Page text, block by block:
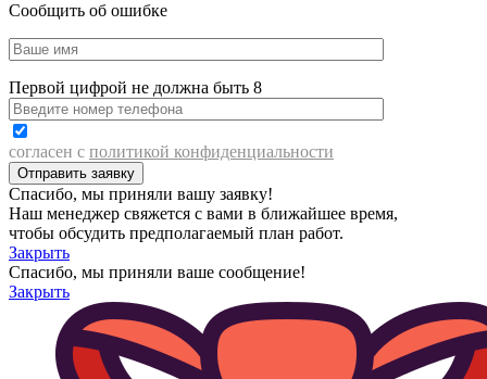
Сообщить об ошибке
Первой цифрой не должна быть 8
согласен с политикой конфиденциальности
Спасибо, мы приняли вашу заявку!
Наш менеджер свяжется с вами в ближайшее время,
чтобы обсудить предполагаемый план работ.
Закрыть
Спасибо, мы приняли ваше сообщение!
Закрыть